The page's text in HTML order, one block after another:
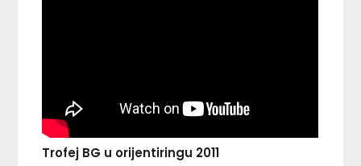
Trofej BG u orijentiringu 2011